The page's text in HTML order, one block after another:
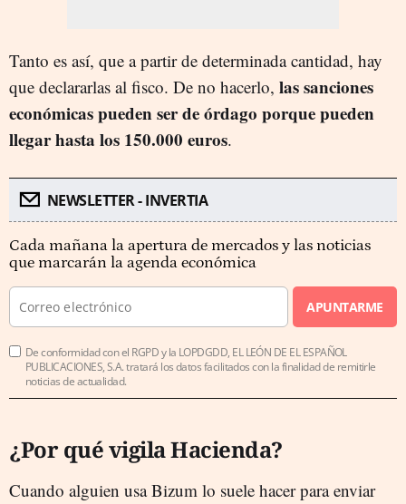
Tanto es así, que a partir de determinada cantidad, hay
que declararlas al fisco. De no hacerlo, las sanciones
económicas pueden ser de órdago porque pueden
llegar hasta los 150.000 euros.
NEWSLETTER - INVERTIA
Cada mañana la apertura de mercados y las noticias
que marcarán la agenda económica
APUNTARME
De conformidad con el RGPD y la LOPDGDD, EL LEÓN DE EL ESPAÑOL
PUBLICACIONES, S.A. tratará los datos facilitados con la finalidad de remitirle
noticias de actualidad.
¿Por qué vigila Hacienda?
Cuando alguien usa Bizum lo suele hacer para enviar